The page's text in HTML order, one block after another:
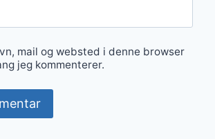
mail og websted i denne browser
jeg kommenterer.